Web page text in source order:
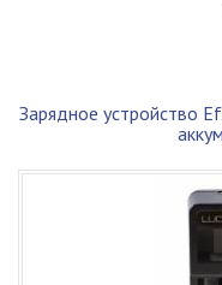
Зарядное устройство